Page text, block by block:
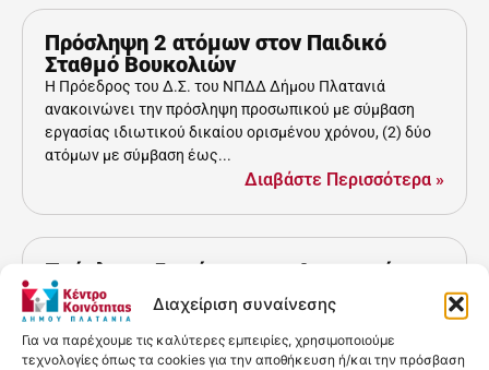
Διαχείριση συναίνεσης
Για να παρέχουμε τις καλύτερες εμπειρίες, χρησιμοποιούμε
τεχνολογίες όπως τα cookies για την αποθήκευση ή/και την πρόσβαση
Πρόσληψη 2 ατόμων στον Παιδικό
Σταθμό Βουκολιών
Η Πρόεδρος του Δ.Σ. του ΝΠΔΔ Δήμου Πλατανιά
ανακοινώνει την πρόσληψη προσωπικού με σύμβαση
εργασίας ιδιωτικού δικαίου ορισμένου χρόνου, (2) δύο
ατόμων με σύμβαση έως...
Διαβάστε Περισσότερα »
Πρόσληψη 5 ατόμων στο Δημοτικό
Γηροκομείο Χανίων
Το Δημοτικό Γηροκομείο Χανίων ανακοίνωσε την
πρόσληψη του ακόλουθου προσωπικού για το χρονικό
διάστημα από την έναρξη της σύμβασής τους έως δύο